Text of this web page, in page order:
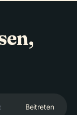
Beitreten